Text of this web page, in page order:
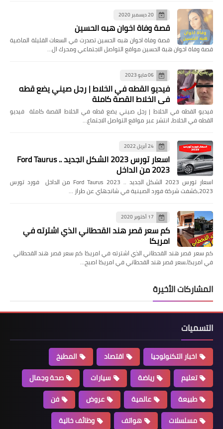
20 ديسمبر 2020
قصة وفاة اخوان هبه الحسين
قصة وفاة اخوان هبه الحسين تصدرت في السعات القليلة الماضية
قصة وفاة اخوان هبة الحسين مواقع التواصل الاجتماعي ومحرك ال…
06 مايو 2023
فيديو القطه في الخلاط | رجل صيني يضع قطه
في الخلاط القصة كاملة
فيديو القطه في الخلاط | رجل صيني يضع قطه في الخلاط القصة كاملة فيديو
القطه في الخلاط، انتشر عبر مواقع التواصل الاجتماع…
24 أبريل 2022
اسعار تورس 2023 الشكل الجديد .. Ford Taurus
2023 من الداخل
اسعار تورس 2023 الشكل الجديد .. Ford Taurus 2023 من الداخل فورد تورس
2023،كشفت شركة فورد الصينية في شانجهاي عن طراز …
17 أكتوبر 2020
كم سعر قصر هند القحطاني الذي اشترته في
امريكا
كم سعر قصر هند القحطاني الذي اشترته في امريكا كم سعر قصر هند القحطاني
في امريكا,سعر قصر هند القحطاني في امريكا اصبح…
المشاركات الأخيرة
التسميات
اخبار التكنولوجيا اقتصاد
المطبخ
تعليم
رياضة سيارات
صحة وجمال
طبيعة
عالمية عروض
فن
مسلسلات
هواتف وظائف خالية